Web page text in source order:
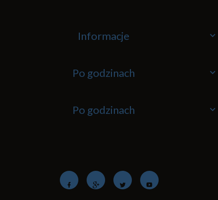
Informacje
Po godzinach
Po godzinach